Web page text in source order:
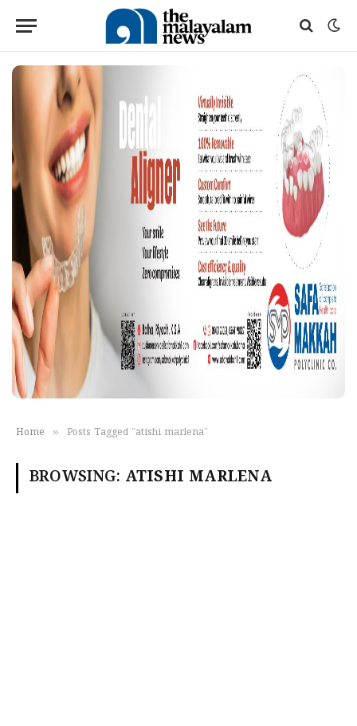
Home » Posts Tagged "atishi marlena"
BROWSING: ATISHI MARLENA